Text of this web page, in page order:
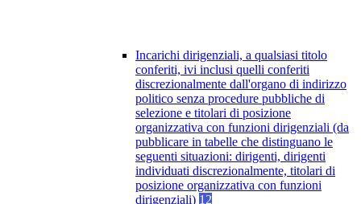
Incarichi dirigenziali, a qualsiasi titolo
conferiti, ivi inclusi quelli conferiti
discrezionalmente dall'organo di indirizzo
politico senza procedure pubbliche di
selezione e titolari di posizione
organizzativa con funzioni dirigenziali (da
pubblicare in tabelle che distinguano le
seguenti situazioni: dirigenti, dirigenti
individuati discrezionalmente, titolari di
posizione organizzativa con funzioni
dirigenziali) 12